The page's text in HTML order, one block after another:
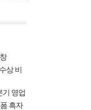
상 비
기 영업
흑자